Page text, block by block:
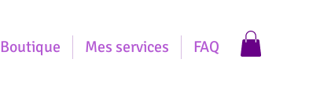
Boutique Mes services FAQ